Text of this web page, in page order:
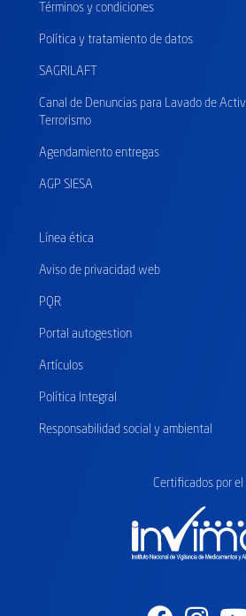
Términos y condiciones
Política y tratamiento de datos
SAGRILAFT
Canal de Denuncias para Lavado de
Terrorismo
Agendamiento entregas
AGP SIESA
Línea ética
Aviso de privacidad web
PQR
Portal autogestion
Artículos
Política Integral
Responsabilidad social y ambiental
Certificados por el
FacebookInstagram